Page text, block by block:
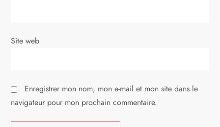
i
l
e
Site web
Enregistrer mon nom, mon e-mail et mon site dans le
navigateur pour mon prochain commentaire.